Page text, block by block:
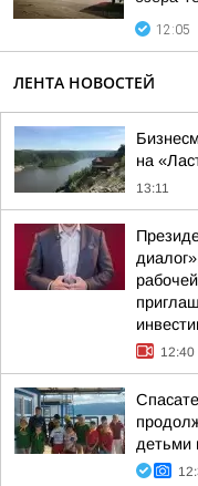
12:05
ЛЕНТА НОВОСТЕЙ
на
13:11
12:40
детьми